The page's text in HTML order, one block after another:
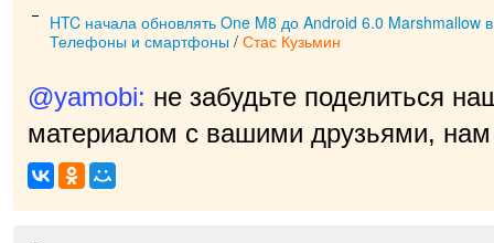
HTC начала обновлять One M8 до Android 6.0 Marshmallow
Телефоны и смартфоны / Стас Кузьмин
@yamobi: не забудьте поделиться
материалом с вашими друзьями, нам
п|